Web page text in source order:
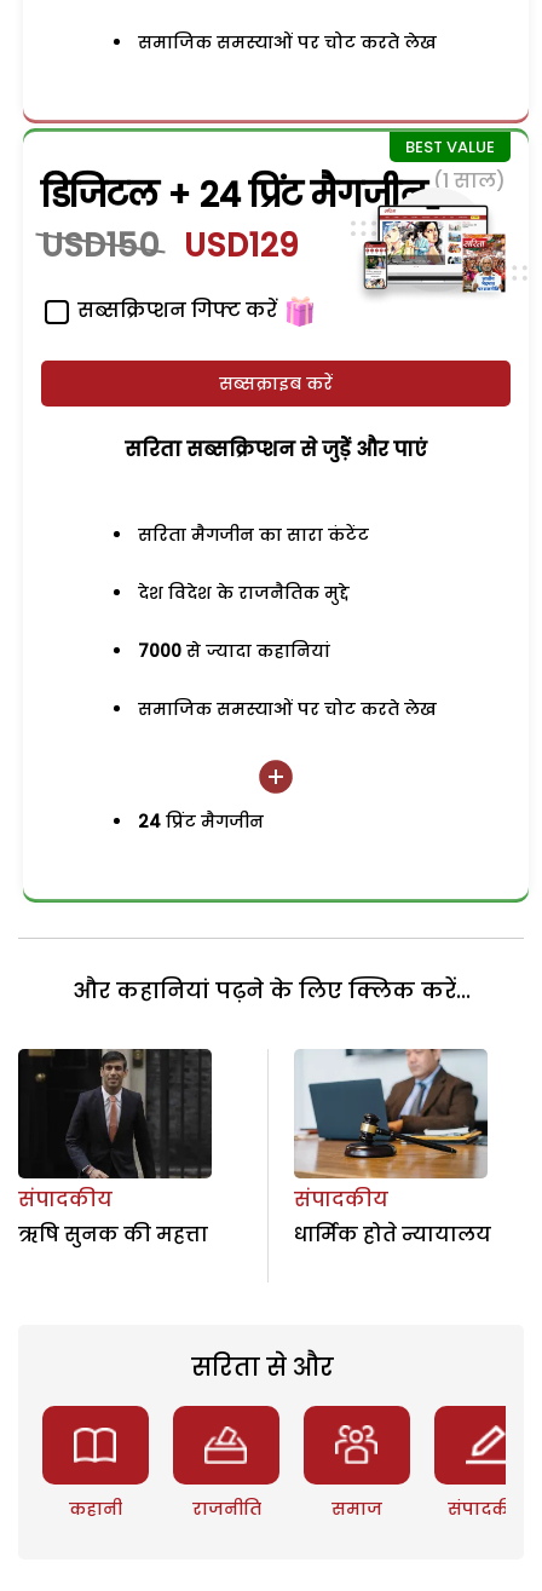
समाजिक समस्याओं पर चोट करते लेख
डिजिटल + 24 प्रिंट मैगजीन (1 साल)
USD150 USD129
सब्सक्रिप्शन गिफ्ट करें
सब्सक्राइब करें
सरिता सब्सक्रिप्शन से जुड़ेें और पाएं
सरिता मैगजीन का सारा कंटेंट
देश विदेश के राजनैतिक मुद्दे
7000 से ज्यादा कहानियां
समाजिक समस्याओं पर चोट करते लेख
24 प्रिंट मैगजीन
और कहानियां पढ़ने के लिए क्लिक करें...
संपादकीय
ऋषि सुनक की महत्ता
संपादकीय
धार्मिक होते न्यायालय
सरिता से और
कहानी राजनीति समाज संपादकीय